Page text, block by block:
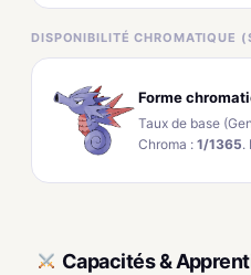
DISPONIBILITÉ CHROMATIQUE
Forme
Taux de base
Chroma : 1/1365.
Capacités &